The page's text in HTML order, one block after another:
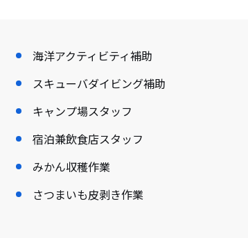
海洋アクティビティ補助
スキューバダイビング補助
キャンプ場スタッフ
宿泊兼飲食店スタッフ
みかん収穫作業
さつまいも皮剥き作業